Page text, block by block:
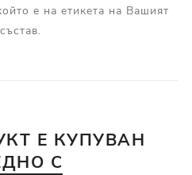
е на етикета на Вашият
Е КУПУВАН
С